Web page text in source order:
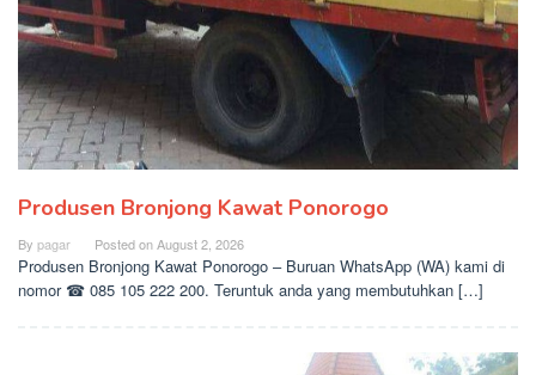
Produsen Bronjong Kawat Ponorogo
By pagar Posted onAugust 2, 2026
Produsen Bronjong Kawat Ponorogo – Buruan WhatsApp (WA) kami di
nomor ☎ 085 105 222 200. Teruntuk anda yang membutuhkan […]